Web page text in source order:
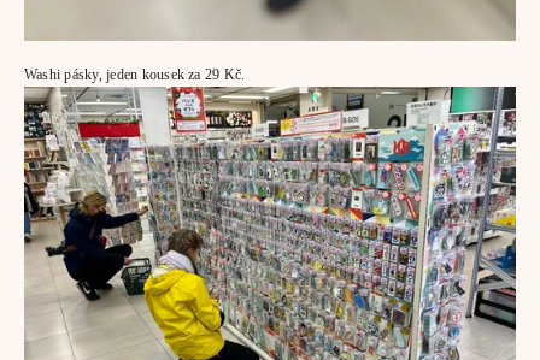
Washi pásky, jeden kousek za 29 Kč.